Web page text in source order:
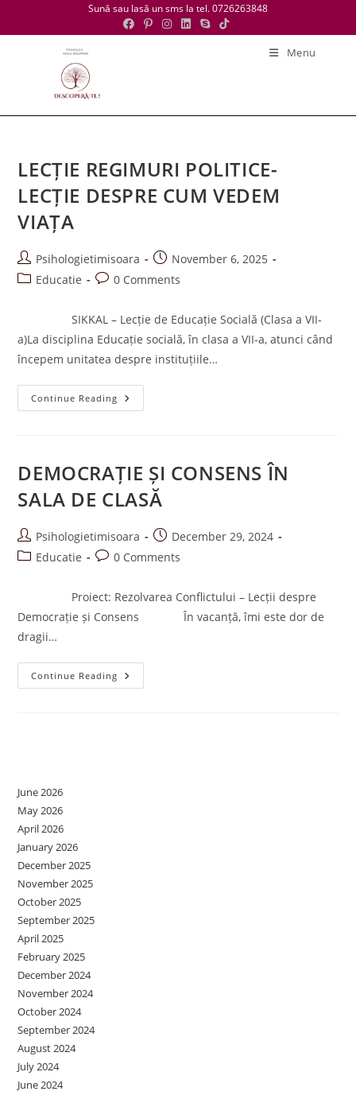
Sună sau lasă un sms la tel. 0726263848
Menu
LECȚIE REGIMURI POLITICE-
LECȚIE DESPRE CUM VEDEM
VIAȚA
Post
author:
Psihologietimisoara
Post
published:
November 6, 2025
PostEducatie
Post0 Comments
SIKKAL – Lecție de Educație Socială (Clasa a VII-
a)La disciplina Educație socială, în clasa a VII‑a, atunci când
începem unitatea despre instituțiile…
Continue Reading LECȚIE
REGIMURI
VEDEM
VIAȚA
DEMOCRAȚIE ȘI CONSENS ÎN
SALA DE CLASĂ
Post
author:
Psihologietimisoara
Post
published:
December 29, 2024
PostEducatie
Post0 Comments
Proiect: Rezolvarea Conflictului – Lecții despre
Democrație și Consens În vacanță, îmi este dor de
dragii…
Continue Reading DEMOCRAȚIE
ȘI
June 2026
May 2026
April 2026
January 2026
December 2025
November 2025
October 2025
September 2025
April 2025
February 2025
December 2024
November 2024
October 2024
September 2024
August 2024
July 2024
June 2024